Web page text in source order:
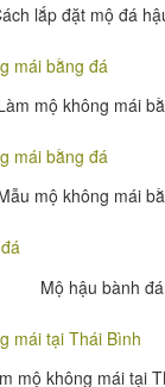
lắp đặt mộ đá
mộ không mái
mộ không mái
Mộ hậu bành đá
mộ không mái tại